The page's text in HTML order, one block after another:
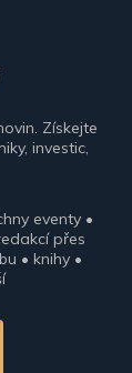
Získejte
investic,
eventy •
přes
• knihy •